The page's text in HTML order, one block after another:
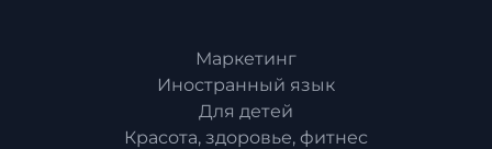
Маркетинг
Иностранный язык
Для детей
Красота, здоровье, фитнес